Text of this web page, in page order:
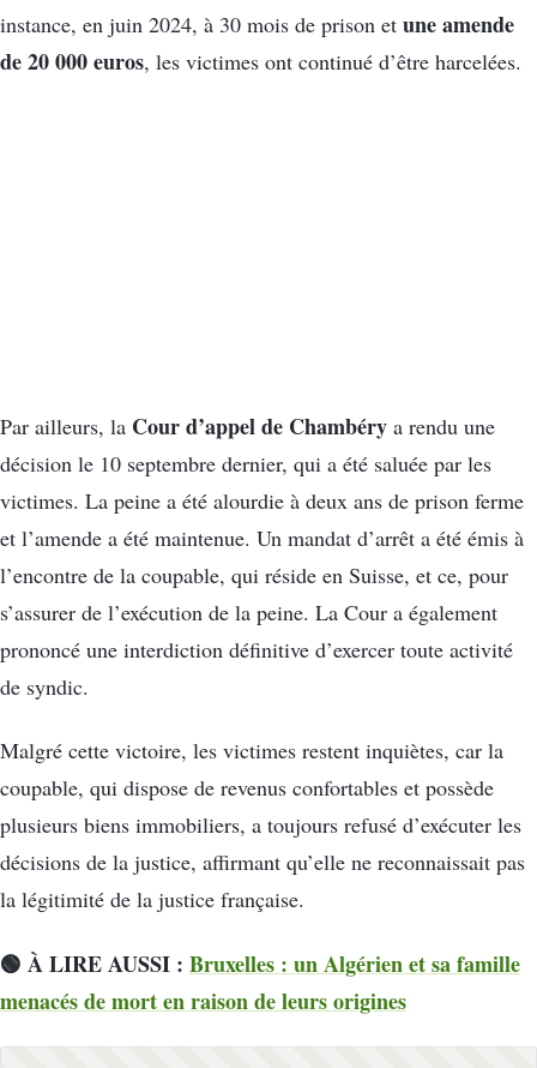
instance, en juin 2024, à 30 mois de prison et une amende
de 20 000 euros, les victimes ont continué d’être harcelées.
Par ailleurs, la Cour d’appel de Chambéry a rendu une
décision le 10 septembre dernier, qui a été saluée par les
victimes. La peine a été alourdie à deux ans de prison ferme
et l’amende a été maintenue. Un mandat d’arrêt a été émis à
l’encontre de la coupable, qui réside en Suisse, et ce, pour
s’assurer de l’exécution de la peine. La Cour a également
prononcé une interdiction définitive d’exercer toute activité
de syndic.
Malgré cette victoire, les victimes restent inquiètes, car la
coupable, qui dispose de revenus confortables et possède
plusieurs biens immobiliers, a toujours refusé d’exécuter les
décisions de la justice, affirmant qu’elle ne reconnaissait pas
la légitimité de la justice française.
🟢 À LIRE AUSSI : Bruxelles : un Algérien et sa famille
menacés de mort en raison de leurs origines